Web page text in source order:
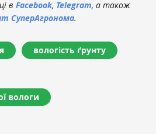
в Facebook, Telegram, а також
СуперАгронома.
вологість ґрунту
вологи